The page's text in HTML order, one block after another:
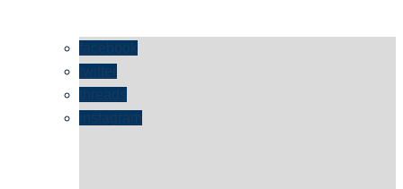
facebook
twitter
threads
instagram